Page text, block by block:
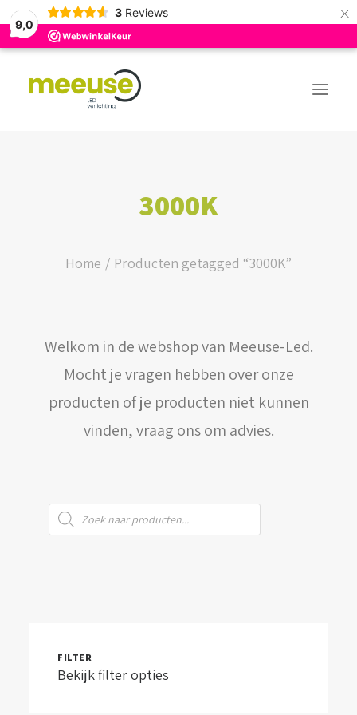
9,0
3 Reviews ×
BUDGET ASSORTIMENT
WEBSHOP
LOGIN / REGISTER
WINKELWAGEN
3000K
Home Producten getagged “3000K”
Welkom in de webshop van Meeuse-Led.
Mocht je vragen hebben over onze
producten of je producten niet kunnen
vinden, vraag ons om advies.
Producten
zoeken
FILTER
Bekijk filter opties